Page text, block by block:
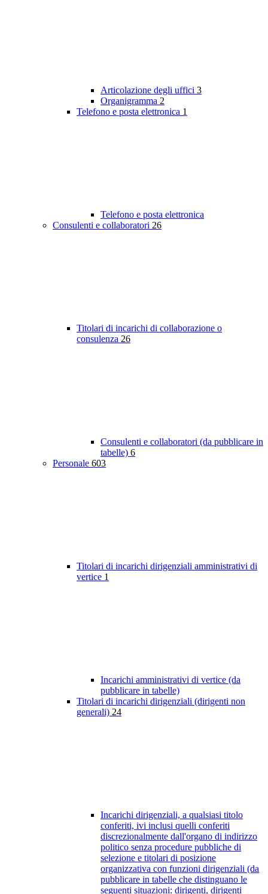
Articolazione degli uffici 3
Organigramma 2
Telefono e posta elettronica 1
Telefono e posta elettronica
Consulenti e collaboratori 26
Titolari di incarichi di collaborazione o
consulenza 26
Consulenti e collaboratori (da pubblicare in
tabelle) 6
Personale 603
Titolari di incarichi dirigenziali amministrativi di
vertice 1
Incarichi amministrativi di vertice (da
pubblicare in tabelle)
Titolari di incarichi dirigenziali (dirigenti non
generali) 24
Incarichi dirigenziali, a qualsiasi titolo
conferiti, ivi inclusi quelli conferiti
discrezionalmente dall'organo di indirizzo
politico senza procedure pubbliche di
selezione e titolari di posizione
organizzativa con funzioni dirigenziali (da
pubblicare in tabelle che distinguano le
seguenti situazioni: dirigenti, dirigenti